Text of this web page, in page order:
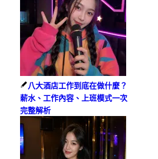
八大酒店工作到底在做什麼？
薪水、工作內容、上班模式一次
完整解析